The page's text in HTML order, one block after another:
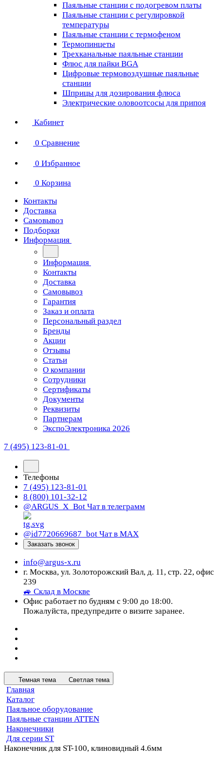
Паяльные станции с подогревом платы
Паяльные станции с регулировкой
температуры
Паяльные станции с термофеном
Термопинцеты
Трехканальные паяльные станции
Флюс для пайки BGA
Цифровые термовоздушные паяльные
станции
Шприцы для дозирования флюса
Электрические оловоотсосы для припоя
Кабинет
0 Сравнение
0 Избранное
0 Корзина
Контакты
Доставка
Самовывоз
Подборки
Информация
Информация
Контакты
Доставка
Самовывоз
Гарантия
Заказ и оплата
Персональный раздел
Бренды
Акции
Отзывы
Статьи
О компании
Сотрудники
Сертификаты
Документы
Реквизиты
Партнерам
ЭкспоЭлектроника 2026
7 (495) 123-81-01
Телефоны
7 (495) 123-81-01
8 (800) 101-32-12
@ARGUS_X_Bot Чат в телеграмм
@id7720669687_bot Чат в МАХ
Заказать звонок
info@argus-x.ru
г. Москва, ул. Золоторожский Вал, д. 11, стр. 22, офис
239
🚙 Склад в Москве
Офис работает по будням с 9:00 до 18:00.
Пожалуйста, предупредите о визите заранее.
Темная тема Светлая тема
Главная
Каталог
Паяльное оборудование
Паяльные станции ATTEN
Наконечники
Для серии ST
Наконечник для ST-100, клиновидный 4.6мм